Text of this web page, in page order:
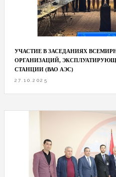
УЧАСТИЕ В ЗАСЕДАНИЯХ
ОРГАНИЗАЦИЙ,
СТАНЦИИ (ВАО АЭС)
27.10.2025